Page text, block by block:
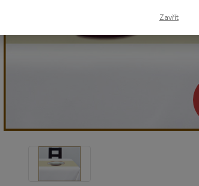
Zavřít